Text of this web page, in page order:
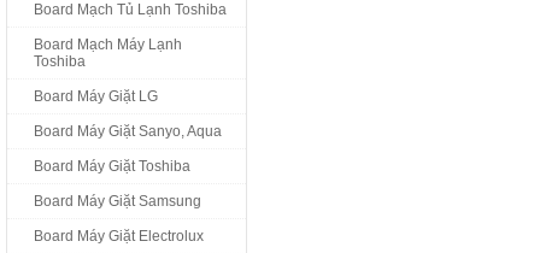
Board Mạch Tủ Lạnh Toshiba
Board Mạch Máy Lạnh
Toshiba
Board Máy Giặt LG
Board Máy Giặt Sanyo, Aqua
Board Máy Giặt Toshiba
Board Máy Giặt Samsung
Board Máy Giặt Electrolux